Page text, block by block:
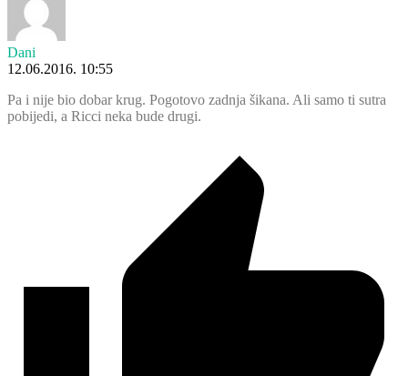
Dani
12.06.2016. 10:55
Pa i nije bio dobar krug. Pogotovo zadnja šikana. Ali samo ti sutra
pobijedi, a Ricci neka bude drugi.